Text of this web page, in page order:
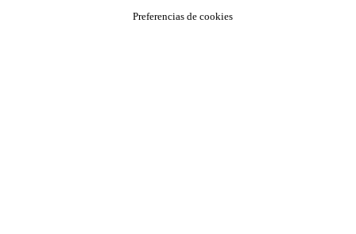
Preferencias de cookies